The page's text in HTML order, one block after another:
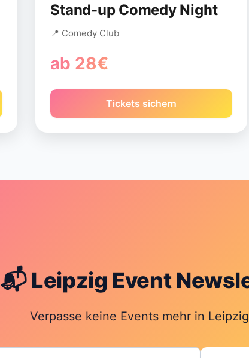
Stand-up Comedy Night
📍 Comedy Club
ab 28€
Tickets sichern
📬 Leipzig Event
Verpasse keine Events mehr in